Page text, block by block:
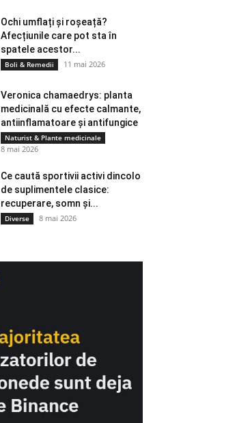
Ochi umflați și roșeață?
Afecțiunile care pot sta în
spatele acestor...
Boli & Remedii 11 mai 2026
Veronica chamaedrys: planta
medicinală cu efecte calmante,
antiinflamatoare și antifungice
Naturist & Plante medicinale
8 mai 2026
Ce caută sportivii activi dincolo
de suplimentele clasice:
recuperare, somn și...
Diverse 8 mai 2026